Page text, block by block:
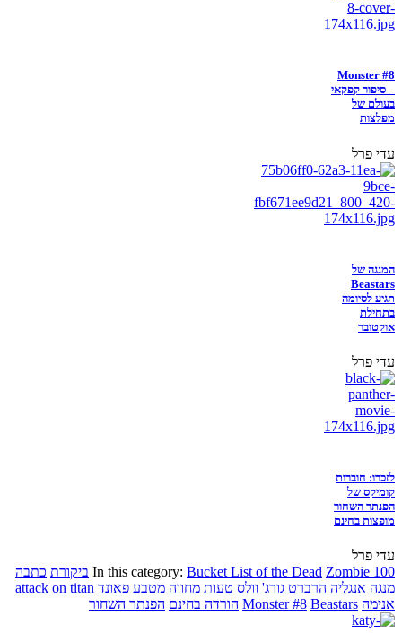
Monster #8
– סיפור קפקאי
בעולם של
מפלצות
עדי פרל
המנגה של
Beastars
תגיע לסיומה
בתחילת
אוקטובר
עדי פרל
לזכרו: חוברות
קומיקס של
הפנתר השחור
מופצות בחינם
עדי פרל
In this category: Bucket List of the Dead Zombie 100 ביקורת כתבה
מנגה אנגליה הרברט גורג' וולס טעות מחווה מטבע פאונד attack on titan
אנימה
Monster #8 Beastars הורדה בחינם הפנתר השחור